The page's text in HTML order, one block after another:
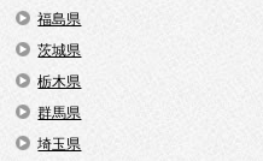
福島県
茨城県
栃木県
群馬県
埼玉県